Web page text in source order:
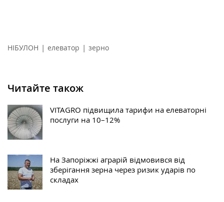
НІБУЛОН | елеватор | зерно
Читайте також
VITAGRO підвищила тарифи на елеваторні
послуги на 10–12%
На Запоріжжі аграрій відмовився від
зберігання зерна через ризик ударів по
складах